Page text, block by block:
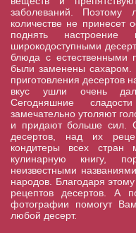
заболеваний.
количестве не принесет
поднять
широкодоступными
блюда с естественными
были заменены сахаром.
приготовления десертов
вкус ушли очень
Сегодняшние
замечательно утоляют
и придают больше сил.
десертов, над их
кондитеры всех стран
кулинарную книгу,
неизвестными
народов. Благодаря
рецептов десертов. А
фотографии помогут
любой десерт.